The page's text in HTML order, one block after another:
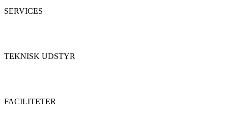
SERVICES
TEKNISK UDSTYR
FACILITETER